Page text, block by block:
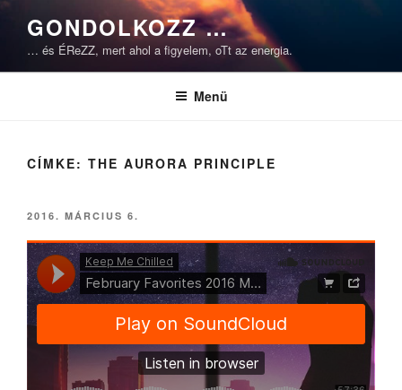
Tartalomhoz
GONDOLKOZZ …
… és ÉReZZ, mert ahol a figyelem, oTt az energia.
Menü
CÍMKE: THE AURORA PRINCIPLE
BEKÜLDVE:
2016. MÁRCIUS 6.